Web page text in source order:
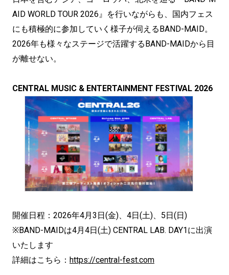
AID WORLD TOUR 2026』を行いながらも、国内フェス
にも積極的に参加していく様子が伺えるBAND-MAID。
2026年も様々なステージで活躍するBAND-MAIDから目
が離せない。
CENTRAL MUSIC & ENTERTAINMENT FESTIVAL 2026
開催日程：2026年4月3日(金)、4日(土)、5日(日)
※BAND-MAIDは4月4日(土) CENTRAL LAB. DAY1に出演
いたします
詳細はこちら： https://central-fest.com